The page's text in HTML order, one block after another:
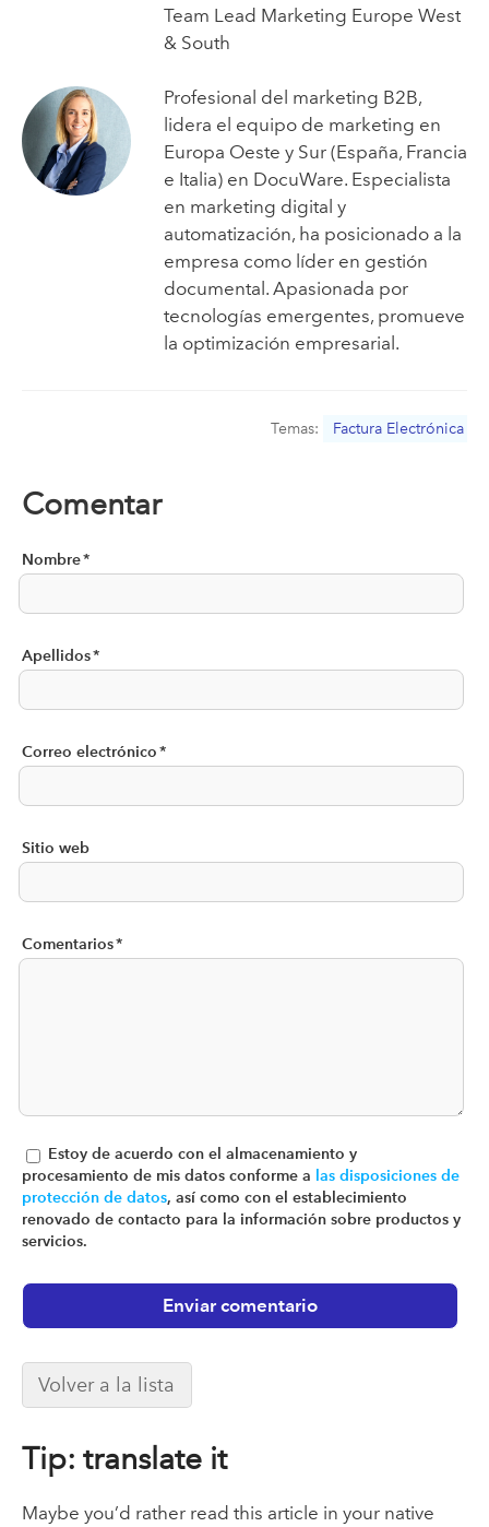
Team Lead Marketing Europe West
& South
Profesional del marketing B2B,
lidera el equipo de marketing en
Europa Oeste y Sur (España, Francia
e Italia) en DocuWare. Especialista
en marketing digital y
automatización, ha posicionado a la
empresa como líder en gestión
documental. Apasionada por
tecnologías emergentes, promueve
la optimización empresarial.
Temas: Factura Electrónica
Comentar
Nombre*
Apellidos*
Correo electrónico*
Sitio web
Comentarios*
Estoy de acuerdo con el almacenamiento y
procesamiento de mis datos conforme a las disposiciones de
protección de datos, así como con el establecimiento
renovado de contacto para la información sobre productos y
servicios.
Volver a la lista
Tip: translate it
Maybe you’d rather read this article in your native